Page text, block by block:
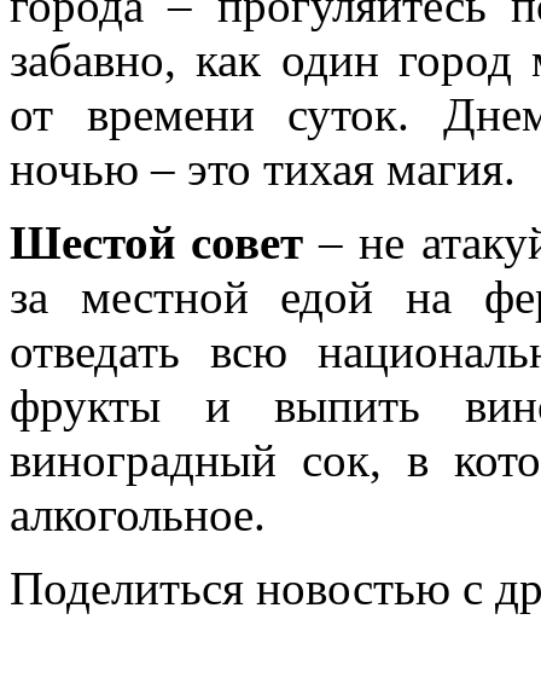
забавно, как один
от времени суток.
ночью – это тихая магия.
Шестой совет – не
за местной едой на
отведать всю
фрукты и выпить
виноградный сок, в
алкогольное.
Поделиться новостью с